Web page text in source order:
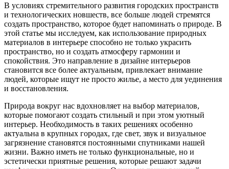
В условиях стремительного развития городских пространств
и технологических новшеств, все больше людей стремятся
создать пространство, которое будет напоминать о природе. В
этой статье мы исследуем, как использование природных
материалов в интерьере способно не только украсить
пространство, но и создать атмосферу гармонии и
спокойствия. Это направление в дизайне интерьеров
становится все более актуальным, привлекает внимание
людей, которые ищут не просто жилье, а место для уединения
и восстановления.
Природа вокруг нас вдохновляет на выбор материалов,
которые помогают создать стильный и при этом уютный
интерьер. Необходимость в таких решениях особенно
актуальна в крупных городах, где свет, звук и визуальное
загрязнение становятся постоянными спутниками нашей
жизни. Важно иметь не только функциональные, но и
эстетически приятные решения, которые решают задачи